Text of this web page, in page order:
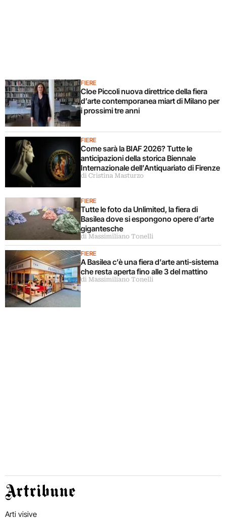
FIERE
Cloe Piccoli nuova direttrice della fiera
d’arte contemporanea miart di Milano per
i prossimi tre anni
FIERE
Come sarà la BIAF 2026? Tutte le
anticipazioni della storica Biennale
Internazionale dell’Antiquariato di Firenze
di Cristina Masturzo
FIERE
Tutte le foto da Unlimited, la fiera di
Basilea dove si espongono opere d’arte
gigantesche
di Massimiliano Tonelli
FIERE
A Basilea c’è una fiera d’arte anti-sistema
che resta aperta fino alle 3 del mattino
di Massimiliano Tonelli
Artribune
Arti visive